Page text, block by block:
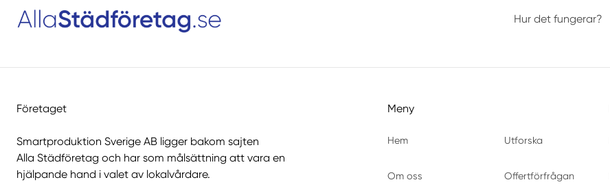
Hur det fungerar?
Företaget
Smartproduktion Sverige AB ligger bakom sajten
Alla Städföretag och har som målsättning att vara en
hjälpande hand i valet av lokalvårdare.
Meny
Hem Utforska
Om oss Offertförfrågan